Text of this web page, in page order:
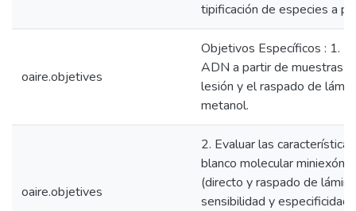
tipificación de especies a
oaire.objetives
Objetivos Específicos : 1.
ADN a partir de muestras
lesión y el raspado de
metanol.
oaire.objetives
2. Evaluar las
blanco molecular miniexón
(directo y raspado de
sensibilidad y especificidad